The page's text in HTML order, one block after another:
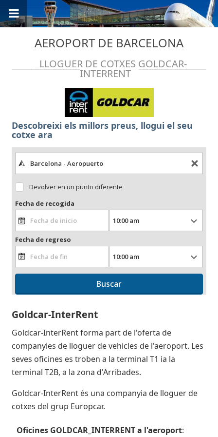
AEROPORT DE BARCELONA
LLOGUER DE COTXES GOLDCAR-
INTERRENT
Descobreixi els millors preus, llogui el seu
cotxe ara
Devolver en un punto diferente
Fecha de recogida
Fecha de regreso
Buscar
Goldcar-InterRent
Goldcar-InterRent forma part de l'oferta de
companyies de lloguer de vehicles de l'aeroport. Les
seves oficines es troben a la terminal T1 ia la
terminal T2B, a la zona d'Arribades.
Goldcar-InterRent és una companyia de lloguer de
cotxes del grup Europcar.
Oficines GOLDCAR_INTERRENTa l'aeroport: